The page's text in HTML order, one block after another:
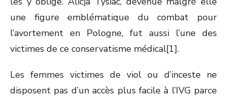
une figure emblématique du combat pour
l’avortement en Pologne, fut aussi l’une des
victimes de ce conservatisme médical[1].
Les femmes victimes de viol ou d’inceste ne
disposent pas d’un accès plus facile à l’IVG parce